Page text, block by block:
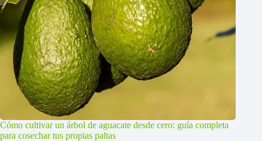
Cómo cultivar un árbol de aguacate desde cero: guía completa
para cosechar tus propias paltas